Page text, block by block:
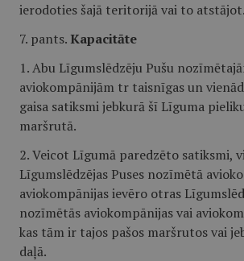
ierodoties šajā teritorijā vai to atstājot.
7. pants. Kapacitāte
1. Abu Līgumslēdzēju Pušu
aviokompānijām tr taisnīgas un
gaisa satiksmi jebkurā šī Līguma
maršrutā.
2. Veicot Līgumā paredzēto satiksmi,
Līgumslēdzējas Puses nozīmētā
aviokompānijas ievēro otras
nozīmētās aviokompānijas vai
kas tām ir tajos pašos maršrutos vai
daļā.